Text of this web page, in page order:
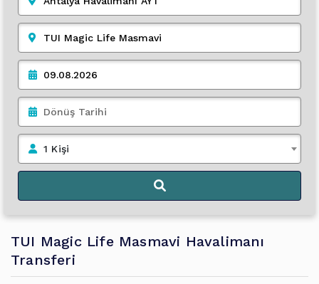
1 Kişi
TUI Magic Life Masmavi Havalimanı
Transferi